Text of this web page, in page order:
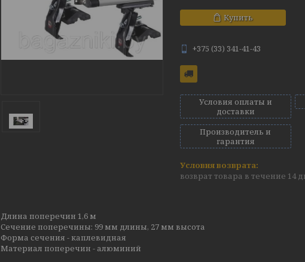
Купить
+375 (33) 341-41-43
Условия оплаты и
доставки
Производитель и
гарантия
возврат товара в течение 14
Длина поперечин 1,6 м
Сечение поперечины: 99 мм длины, 27 мм высота
Форма сечения - каплевидная
Материал поперечин - алюминий